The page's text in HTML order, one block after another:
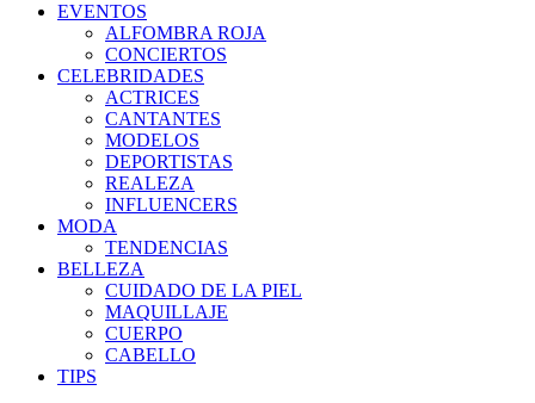
EVENTOS
ALFOMBRA ROJA
CONCIERTOS
CELEBRIDADES
ACTRICES
CANTANTES
MODELOS
DEPORTISTAS
REALEZA
INFLUENCERS
MODA
TENDENCIAS
BELLEZA
CUIDADO DE LA PIEL
MAQUILLAJE
CUERPO
CABELLO
TIPS